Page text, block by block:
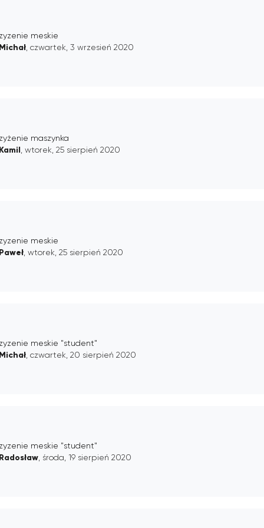
meskie
Michał , czwartek, 3 wrzesień 2020
maszynka
Kamil , wtorek, 25 sierpień 2020
meskie
Paweł , wtorek, 25 sierpień 2020
meskie "student"
Michał , czwartek, 20 sierpień 2020
meskie "student"
Radosław , środa, 19 sierpień 2020